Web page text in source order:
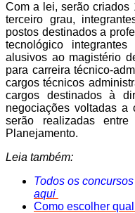
Com a lei, serão criados
terceiro grau,
postos destinados a
tecnológico
alusivos ao magistério
para carreira técnico-
cargos técnicos
cargos destinados à
negociações voltadas a
serão realizadas
Planejamento.
Leia também:
Todos os
aqui
Como escolher